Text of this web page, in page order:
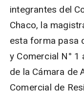
integrantes del
Chaco, la
esta forma pasa
y Comercial N°
de la Cámara de
Comercial de